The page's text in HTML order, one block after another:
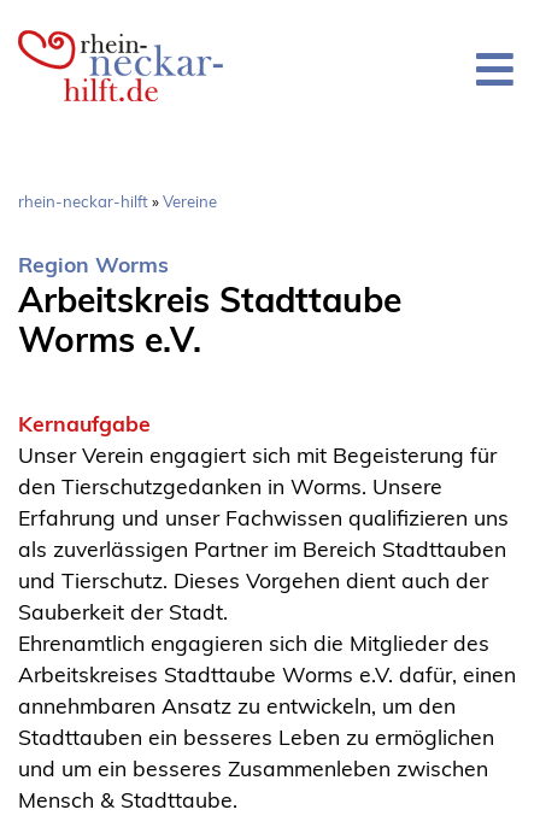
zum
Pfadnavigation
rhein-neckar-hilft Vereine
Region Worms
Arbeitskreis Stadttaube
Worms e.V.
Kernaufgabe
Unser Verein engagiert sich mit Begeisterung für
den Tierschutzgedanken in Worms. Unsere
Erfahrung und unser Fachwissen qualifizieren uns
als zuverlässigen Partner im Bereich Stadttauben
und Tierschutz. Dieses Vorgehen dient auch der
Sauberkeit der Stadt.
Ehrenamtlich engagieren sich die Mitglieder des
Arbeitskreises Stadttaube Worms e.V. dafür, einen
annehmbaren Ansatz zu entwickeln, um den
Stadttauben ein besseres Leben zu ermöglichen
und um ein besseres Zusammenleben zwischen
Mensch & Stadttaube.